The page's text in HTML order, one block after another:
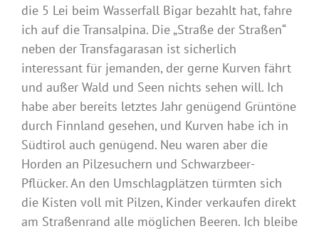
die 5 Lei beim Wasserfall Bigar bezahlt hat, fahre
ich auf die Transalpina. Die „Straße der Straßen“
neben der Transfagarasan ist sicherlich
interessant für jemanden, der gerne Kurven fährt
und außer Wald und Seen nichts sehen will. Ich
habe aber bereits letztes Jahr genügend Grüntöne
durch Finnland gesehen, und Kurven habe ich in
Südtirol auch genügend. Neu waren aber die
Horden an Pilzesuchern und Schwarzbeer-
Pflücker. An den Umschlagplätzen türmten sich
die Kisten voll mit Pilzen, Kinder verkaufen direkt
am Straßenrand alle möglichen Beeren. Ich bleibe